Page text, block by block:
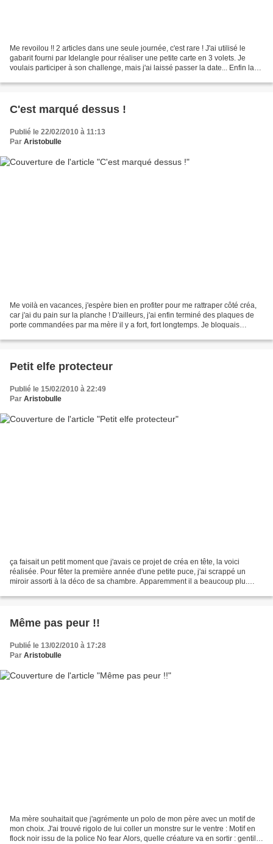
Me revoilou !! 2 articles dans une seule journée, c'est rare ! J'ai utilisé le
gabarit fourni par Idelangle pour réaliser une petite carte en 3 volets. Je
voulais participer à son challenge, mais j'ai laissé passer la date... Enfin la
C'est marqué dessus !
Publié le 22/02/2010 à 11:13
Par Aristobulle
Me voilà en vacances, j'espère bien en profiter pour me rattraper côté créa,
car j'ai du pain sur la planche ! D'ailleurs, j'ai enfin terminé des plaques de
porte commandées par ma mère il y a fort, fort longtemps. Je bloquais
Petit elfe protecteur
Publié le 15/02/2010 à 22:49
Par Aristobulle
ça faisait un petit moment que j'avais ce projet de créa en tête, la voici
réalisée. Pour fêter la première année d'une petite puce, j'ai scrappé un
miroir assorti à la déco de sa chambre. Apparemment il a beaucoup plu.
Même pas peur !!
Publié le 13/02/2010 à 17:28
Par Aristobulle
Ma mère souhaitait que j'agrémente un polo de mon père avec un motif de
mon choix. J'ai trouvé rigolo de lui coller un monstre sur le ventre : Motif en
flock noir issu de la police No fear Alors, quelle créature va en sortir : gentil